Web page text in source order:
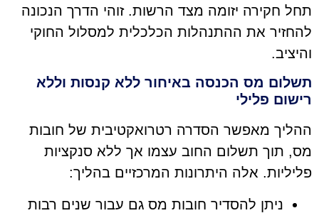
תחל חקירה יזומה מצד הרשות. זוהי הדרך הנכונה
להחזיר את ההתנהלות הכלכלית למסלול החוקי
והיציב.
תשלום מס הכנסה באיחור ללא קנסות וללא
רישום פלילי
ההליך מאפשר הסדרה רטרואקטיבית של חובות
מס, תוך תשלום החוב עצמו אך ללא סנקציות
פליליות. אלה היתרונות המרכזיים בהליך:
ניתן להסדיר חובות מס גם עבור שנים רבות